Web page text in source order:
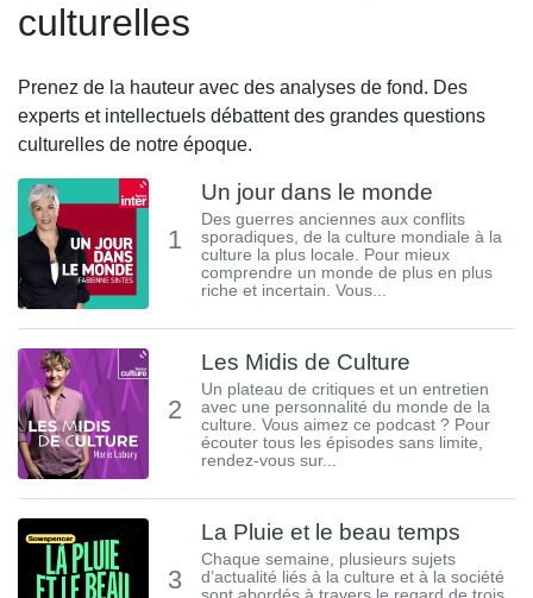
culturelles
Prenez de la hauteur avec des analyses de fond. Des
experts et intellectuels débattent des grandes questions
culturelles de notre époque.
1
Un jour dans le monde
Des guerres anciennes aux conflits
sporadiques, de la culture mondiale à la
culture la plus locale. Pour mieux
comprendre un monde de plus en plus
riche et incertain. Vous...
2
Les Midis de Culture
Un plateau de critiques et un entretien
avec une personnalité du monde de la
culture. Vous aimez ce podcast ? Pour
écouter tous les épisodes sans limite,
rendez-vous sur...
3
La Pluie et le beau temps
Chaque semaine, plusieurs sujets
d’actualité liés à la culture et à la société